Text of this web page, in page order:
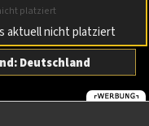
platziert
aktuell nicht platziert
Deutschland